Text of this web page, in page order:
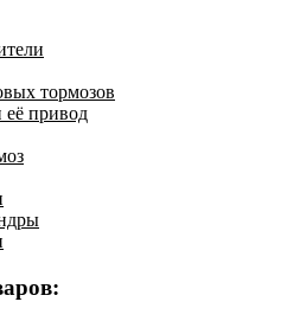
тормозов
её привод